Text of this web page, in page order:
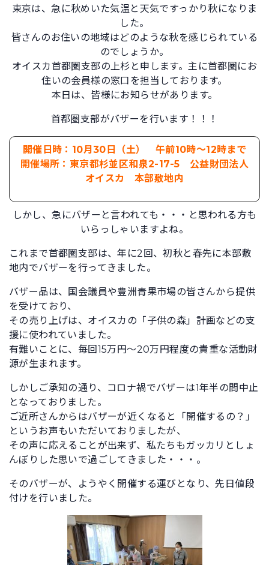
東京は、急に秋めいた気温と天気ですっかり秋になりま
した。
皆さんのお住いの地域はどのような秋を感じられている
のでしょうか。
オイスカ首都圏支部の上杉と申します。主に首都圏にお
住いの会員様の窓口を担当しております。
本日は、皆様にお知らせがあります。
首都圏支部がバザーを行います！！！
開催日時：10月30日（土） 午前10時～12時まで
開催場所：東京都杉並区和泉2-17-5 公益財団法人
オイスカ 本部敷地内
しかし、急にバザーと言われても・・・と思われる方も
いらっしゃいますよね。
これまで首都圏支部は、年に2回、初秋と春先に本部敷
地内でバザーを行ってきました。
バザー品は、国会議員や豊洲青果市場の皆さんから提供
を受けており、
その売り上げは、オイスカの「子供の森」計画などの支
援に使われていました。
有難いことに、毎回15万円～20万円程度の貴重な活動財
源が生まれます。
しかしご承知の通り、コロナ禍でバザーは1年半の間中止
となっておりました。
ご近所さんからはバザーが近くなると「開催するの？」
というお声もいただいておりましたが、
その声に応えることが出来ず、私たちもガッカリとしょ
んぼりした思いで過ごしてきました・・・。
そのバザーが、ようやく開催する運びとなり、先日値段
付けを行いました。